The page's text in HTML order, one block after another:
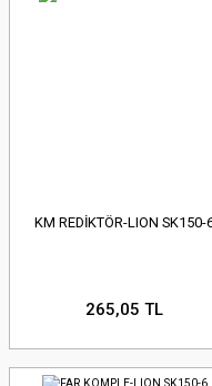
KM REDİKTÖR-LION SK150-
265,05 TL